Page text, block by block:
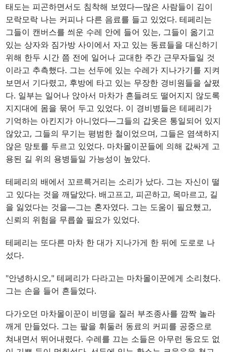
태도는 피곤하면서도 침착해 보였다—많은 사람들이 김이
모락모락 나는 커피나 다른 음료를 들고 있었다. 테페리는
그들이 캔버스를 씌운 수레 안에 들어 있는, 그들이 옮기고
있는 상자와 짐가방 사이에서 자고 있는 동료들을 대신하기
위해 한두 시간 쯤 전에 일어나 교대한 주간 근무자들일 것
이라고 추측했다. 그는 선두에 있는 수레가 지나가기를 지켜
보면서 기다렸고, 후방에 타고 있는 무장한 경비원들을 살폈
다. 일부는 일어나 앉아서 마차가 흔들려도 떨어지지 않도록
지지대에 몸을 묶어 두고 있었다. 이 경비병들은 테페리가
기억하는 아킨지가 아니었다—그들의 갑옷은 통일되어 있지
않았고, 그들의 무기는 평범한 철이었으며, 그들은 염색하지
않은 망토를 두르고 있었다. 마차몰이꾼들에 의해 값싸게 고
용된 길 위의 용병들일 가능성이 높았다.
테페리의 배에서 꼬르륵거리는 소리가 났다. 그는 자신이 떨
고 있다는 것을 깨달았다. 배고프고, 피곤하고, 목마르고, 길
을 잃었다는 것을—그는 혼자였다. 그는 도움이 필요했고,
신뢰의 위험을 무릅쓸 필요가 있었다.
테페리는 또다른 마차 한 대가 지나가게 한 뒤에 도로로 나
섰다.
"안녕하시오," 테페리가 다라고는 마차몰이꾼에게 소리쳤다.
그는 손을 들어 흔들었다.
다가오던 마차몰이꾼이 비명을 질러 부조종사를 깜짝 놀라
깨게 만들었다. 그는 팔을 휘둘러 동료의 커피를 공중으로
쳐내면서 뛰어내렸다. 수레를 끄는 소들은 아무런 동요도 없